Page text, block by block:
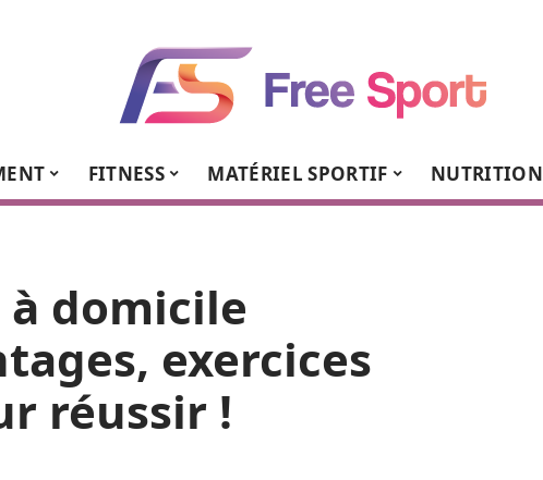
FITNESS MATÉRIEL SPORTIF NUTRITION
domicile
exercices
réussir !